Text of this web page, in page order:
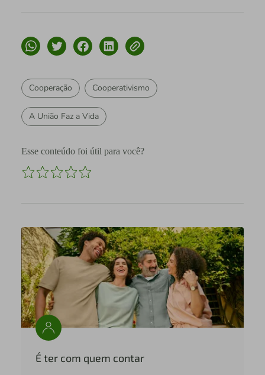
Cooperação Cooperativismo
A União Faz a Vida
Esse conteúdo foi útil para você?
É ter com quem contar